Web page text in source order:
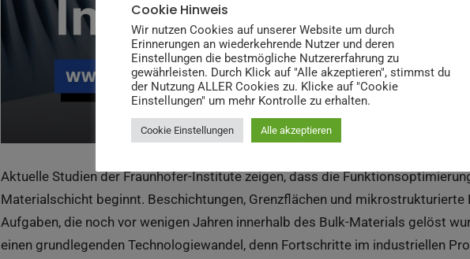
Aktuelle Studien der Fraunhofer-Institute zeigen, dass die
Materialschicht beginnt. Beschichtungen, Grenzflächen und mikrostrukturierte
Aufgaben, die noch vor wenigen Jahren innerhalb des Bulk-Materials gelöst
einen grundlegenden Technologiewandel, denn Fortschritte im industriellen
Cookie Hinweis
Wir nutzen Cookies auf unserer Website um durch
Erinnerungen an wiederkehrende Nutzer und deren
Einstellungen die bestmögliche Nutzererfahrung zu
gewährleisten. Durch Klick auf "Alle akzeptieren", stimmst du
der Nutzung ALLER Cookies zu. Klicke auf "Cookie
Einstellungen" um mehr Kontrolle zu erhalten.
Cookie Einstellungen Alle akzeptieren